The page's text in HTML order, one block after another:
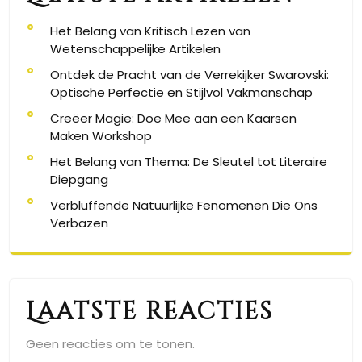
Het Belang van Kritisch Lezen van
Wetenschappelijke Artikelen
Ontdek de Pracht van de Verrekijker Swarovski:
Optische Perfectie en Stijlvol Vakmanschap
Creëer Magie: Doe Mee aan een Kaarsen
Maken Workshop
Het Belang van Thema: De Sleutel tot Literaire
Diepgang
Verbluffende Natuurlijke Fenomenen Die Ons
Verbazen
Laatste reacties
Geen reacties om te tonen.